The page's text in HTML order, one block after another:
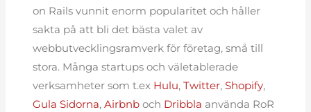
on Rails vunnit enorm popularitet och håller
sakta på att bli det bästa valet av
webbutvecklingsramverk för företag, små till
stora. Många startups och väletablerade
verksamheter som t.ex Hulu,Twitter,Shopify,
Gula Sidorna,Airbnb och Dribbla använda RoR